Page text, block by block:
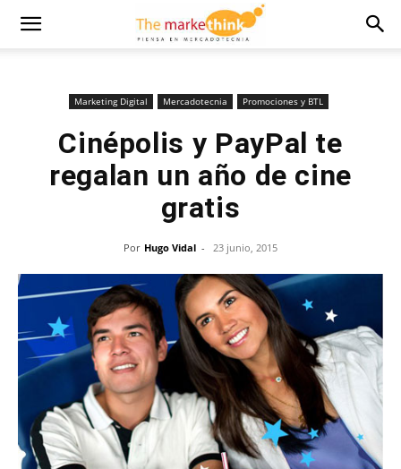
Marketing Digital Mercadotecnia Promociones y BTL
Cinépolis y PayPal te
regalan un año de cine
gratis
Por Hugo Vidal - 23 junio, 2015